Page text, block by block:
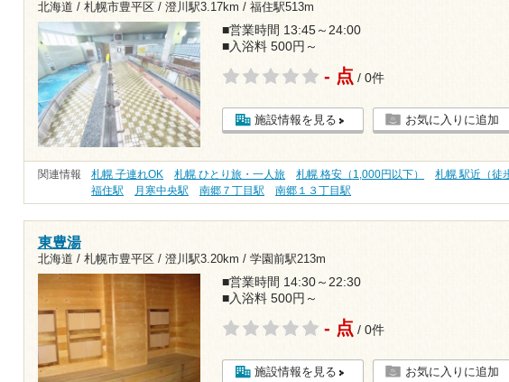
北海道 / 札幌市豊平区 / 澄川駅3.17km / 福住駅513m
■営業時間 13:45～24:00
■入浴料 500円～
- 点 / 0件
施設情報を見る お気に入りに追加
関連情報 札幌 子連れOK 札幌 ひとり旅・一人旅 札幌 格安（1,000円以下）
札幌 駅近（徒
福住駅
月寒中央駅 南郷７丁目駅 南郷１３丁目駅
東豊湯
北海道 / 札幌市豊平区 / 澄川駅3.20km / 学園前駅213m
■営業時間 14:30～22:30
■入浴料 500円～
- 点 / 0件
施設情報を見る お気に入りに追加